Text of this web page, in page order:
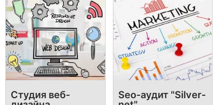
Студия веб-
Seo-аудит "Silver-